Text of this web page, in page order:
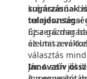
sugárzásnak is
tulajdonságai
újszerű
Innovatív
krémszínű –
Ez a gazdag
az utat a
választás
jár. A szín jól